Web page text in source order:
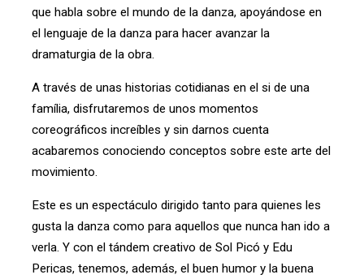
que habla sobre el mundo de la danza, apoyándose en
el lenguaje de la danza para hacer avanzar la
dramaturgia de la obra.
A través de unas historias cotidianas en el si de una
família, disfrutaremos de unos momentos
coreográficos increíbles y sin darnos cuenta
acabaremos conociendo conceptos sobre este arte del
movimiento.
Este es un espectáculo dirigido tanto para quienes les
gusta la danza como para aquellos que nunca han ido a
verla. Y con el tándem creativo de Sol Picó y Edu
Pericas, tenemos, además, el buen humor y la buena